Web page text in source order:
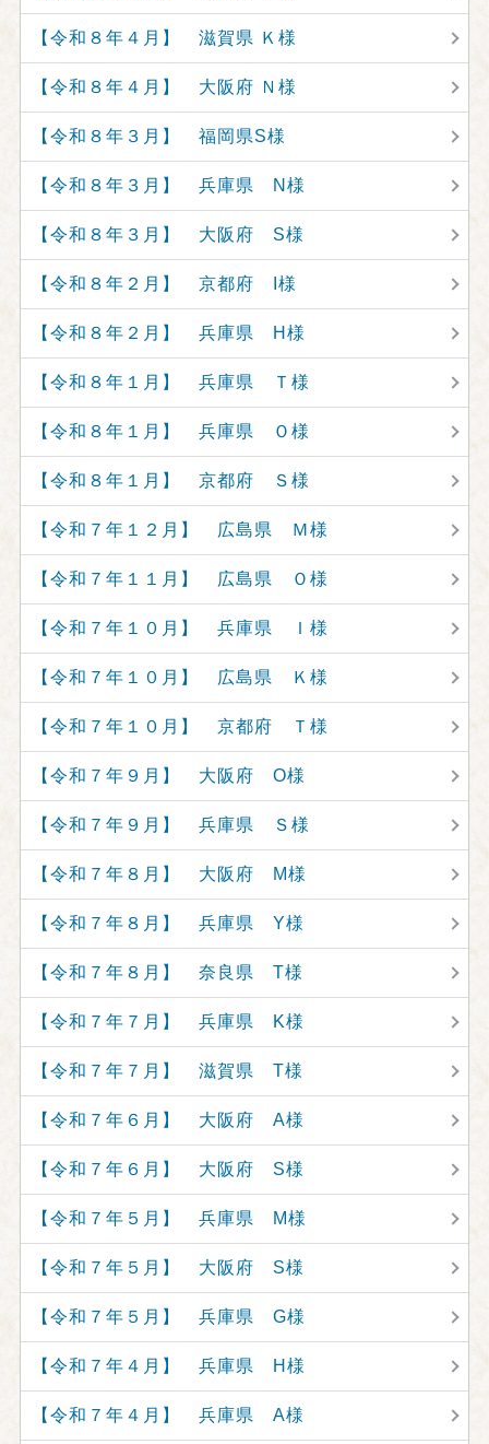
【令和８年４月】 滋賀県 Ｋ様
【令和８年４月】 大阪府 Ｎ様
【令和８年３月】 福岡県S様
【令和８年３月】 兵庫県 N様
【令和８年３月】 大阪府 S様
【令和８年２月】 京都府 I様
【令和８年２月】 兵庫県 H様
【令和８年１月】 兵庫県 Ｔ様
【令和８年１月】 兵庫県 Ｏ様
【令和８年１月】 京都府 Ｓ様
【令和７年１２月】 広島県 Ｍ様
【令和７年１１月】 広島県 Ｏ様
【令和７年１０月】 兵庫県 Ｉ様
【令和７年１０月】 広島県 Ｋ様
【令和７年１０月】 京都府 Ｔ様
【令和７年９月】 大阪府 O様
【令和７年９月】 兵庫県 Ｓ様
【令和７年８月】 大阪府 M様
【令和７年８月】 兵庫県 Y様
【令和７年８月】 奈良県 T様
【令和７年７月】 兵庫県 K様
【令和７年７月】 滋賀県 T様
【令和７年６月】 大阪府 A様
【令和７年６月】 大阪府 S様
【令和７年５月】 兵庫県 M様
【令和７年５月】 大阪府 S様
【令和７年５月】 兵庫県 G様
【令和７年４月】 兵庫県 H様
【令和７年４月】 兵庫県 A様